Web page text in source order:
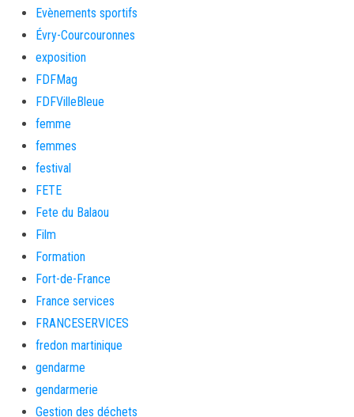
Evènements sportifs
Évry-Courcouronnes
exposition
FDFMag
FDFVilleBleue
femme
femmes
festival
FETE
Fete du Balaou
Film
Formation
Fort-de-France
France services
FRANCESERVICES
fredon martinique
gendarme
gendarmerie
Gestion des déchets